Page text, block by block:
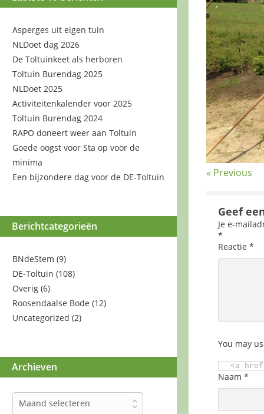
Asperges uit eigen tuin
NLDoet dag 2026
De Toltuinkeet als herboren
Toltuin Burendag 2025
NLDoet 2025
Activiteitenkalender voor 2025
Toltuin Burendag 2024
RAPO doneert weer aan Toltuin
Goede oogst voor Sta op voor de
minima
Een bijzondere dag voor de DE-Toltuin
Berichtcategorieën
BNdeStem (9)
DE-Toltuin (108)
Overig (6)
Roosendaalse Bode (12)
Uncategorized (2)
Archieven
Archieven
Maand selecteren
« Previous
Geef
Je e-
*
Reactie *
You may
<a
Naam *